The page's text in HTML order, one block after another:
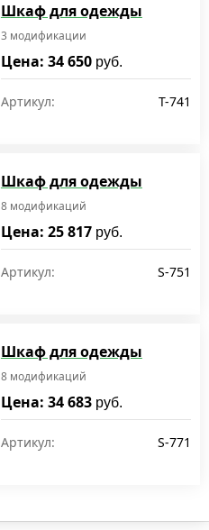
Шкаф для одежды
3 модификации
Цена: 34 650 руб.
Артикул: T-741
Шкаф для одежды
8 модификаций
Цена: 25 817 руб.
Артикул: S-751
Шкаф для одежды
8 модификаций
Цена: 34 683 руб.
Артикул: S-771